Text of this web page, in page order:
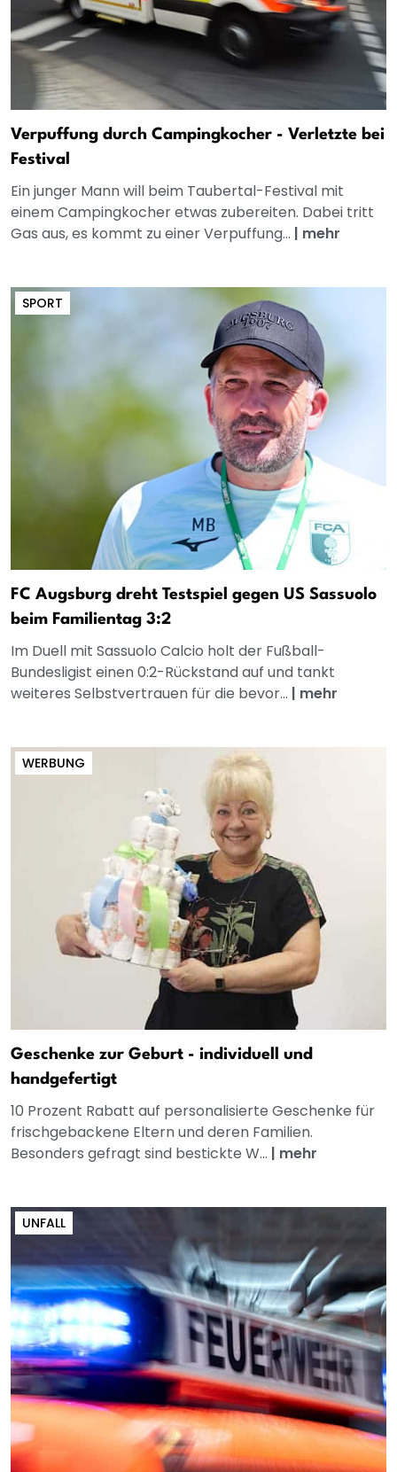
Verpuffung durch Campingkocher - Verletzte bei
Festival
Ein junger Mann will beim Taubertal-Festival mit
einem Campingkocher etwas zubereiten. Dabei tritt
Gas aus, es kommt zu einer Verpuffung... | mehr
SPORT
FC Augsburg dreht Testspiel gegen US Sassuolo
beim Familientag 3:2
Im Duell mit Sassuolo Calcio holt der Fußball-
Bundesligist einen 0:2-Rückstand auf und tankt
weiteres Selbstvertrauen für die bevor... | mehr
WERBUNG
Geschenke zur Geburt - individuell und
handgefertigt
10 Prozent Rabatt auf personalisierte Geschenke für
frischgebackene Eltern und deren Familien.
Besonders gefragt sind bestickte W... | mehr
UNFALL